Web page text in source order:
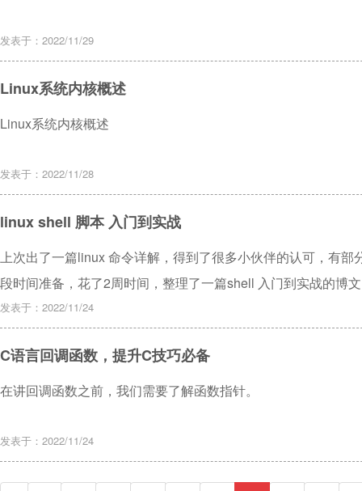
发表于：2022/11/29
Linux系统内核概述
Linux系统内核概述
发表于：2022/11/28
linux shell 脚本 入门到实战
上次出了一篇linux 命令详解，得到了很多小伙伴的认可，有
段时间准备，花了2周时间，整理了一篇shell 入门到实战的博
发表于：2022/11/24
C语言回调函数，提升C技巧必备
在讲回调函数之前，我们需要了解函数指针。
发表于：2022/11/24